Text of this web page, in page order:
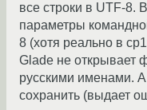
все строки в UTF-8.
параметры
8 (хотя реально в
Glade не открывает
русскими именами.
сохранить (выдает